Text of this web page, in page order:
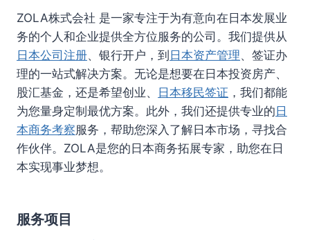
ZOLA株式会社 是一家专注于为有意向在日本发展业
务的个人和企业提供全方位服务的公司。我们提供从
日本公司注册、银行开户，到日本资产管理、签证办
理的一站式解决方案。无论是想要在日本投资房产、
股汇基金，还是希望创业、 日本移民签证 ，我们都能
为您量身定制最优方案。此外，我们还提供专业的日
本商务考察服务，帮助您深入了解日本市场，寻找合
作伙伴。ZOLA是您的日本商务拓展专家，助您在日
本实现事业梦想。
服务项目